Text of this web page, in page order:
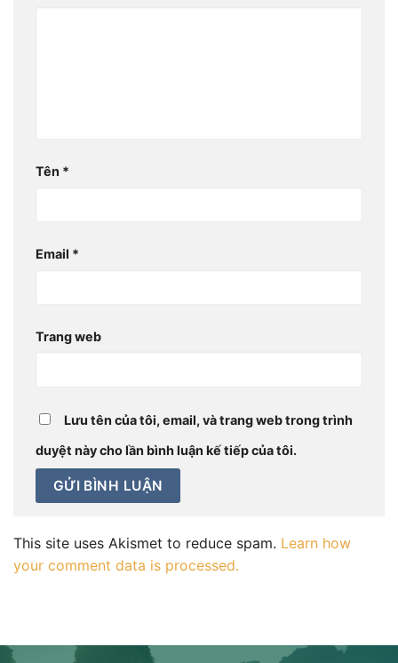
Tên *
Email *
Trang web
Lưu tên của tôi, email, và trang web trong trình
duyệt này cho lần bình luận kế tiếp của tôi.
This site uses Akismet to reduce spam. Learn how
your comment data is processed.